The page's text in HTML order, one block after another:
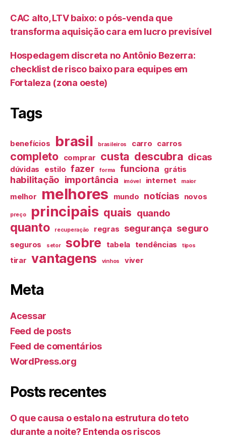
CAC alto, LTV baixo: o pós-venda que
transforma aquisição cara em lucro previsível
Hospedagem discreta no Antônio Bezerra:
checklist de risco baixo para equipes em
Fortaleza (zona oeste)
Tags
benefícios brasil brasileiros carro carros
completo comprar custa descubra dicas
dúvidas estilo fazer forma funciona grátis
habilitação importância imóvel internet maior
melhor melhores mundo notícias novos
preço principais quais quando
quanto recuperação regras segurança seguro
seguros setor sobre tabela tendências tipos
tirar vantagens vinhos viver
Meta
Acessar
Feed de posts
Feed de comentários
WordPress.org
Posts recentes
O que causa o estalo na estrutura do teto
durante a noite? Entenda os riscos